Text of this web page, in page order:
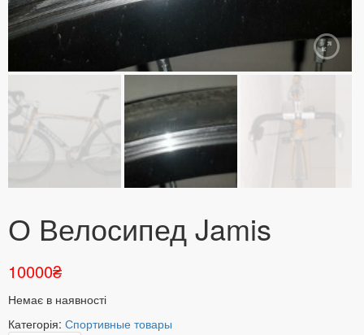
О Велосипед Jamis
10000₴
Немає в наявності
Категорія: Спортивные товары